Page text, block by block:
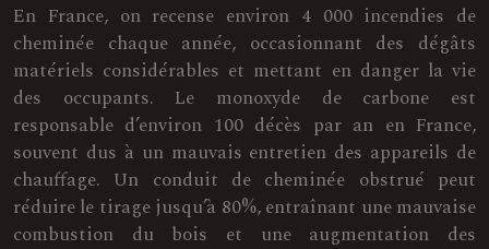
En France, on recense environ 4 000 incendies de
cheminée chaque année, occasionnant des dégâts
matériels considérables et mettant en danger la vie
des occupants. Le monoxyde de carbone est
responsable d’environ 100 décès par an en France,
souvent dus à un mauvais entretien des appareils de
chauffage. Un conduit de cheminée obstrué peut
réduire le tirage jusqu’à 80%, entraînant une mauvaise
combustion du bois et une augmentation des